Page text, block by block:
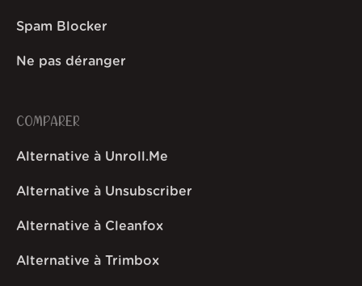
Spam Blocker
Ne pas déranger
COMPARER
Alternative à Unroll.Me
Alternative à Unsubscriber
Alternative à Cleanfox
Alternative à Trimbox